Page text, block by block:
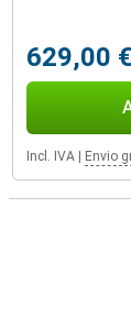
629,00 €
Incl. IVA Envio